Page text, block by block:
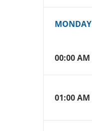
MONDAY
00:00 AM
01:00 AM